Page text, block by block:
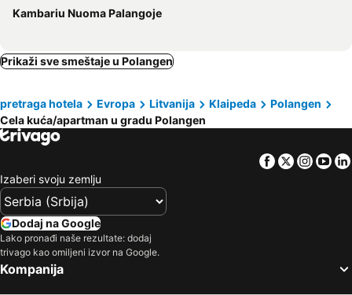
Kambariu Nuoma Palangoje
Prikaži sve smeštaje u Polangen
pretraga hotela Evropa Litvanija Klaipeda
Polangen
Cela kuća/apartman u gradu Polangen
Facebook
Twitter
Izaberi svoju zemlju
Dodaj na Google
Lako pronađi naše rezultate: dodaj
trivago kao omiljeni izvor na Google.
Kompanija